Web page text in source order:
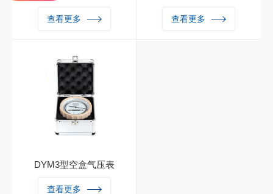
SC97-A 型菌落计数器是一种
数字显示式半自动细菌检验仪
池等部分组成。计数器采用 C
MOS 集成电路设计制造。黑
色纵深背景式记数池 内，采
用节能环形荧光灯侧射照明，
菌落对比清楚。
查看更多
DYM3-1型高原空盒气压表是
以变形元件作感应的一种大气
查看更多
DYM3型空盒气压表
DYM3型空盒气压表是以弹性
查看更多